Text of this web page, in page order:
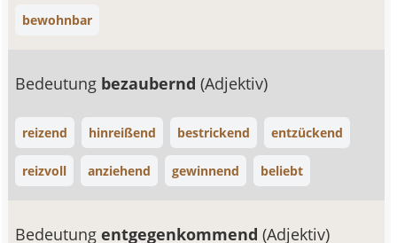
bewohnbar
Bedeutung bezaubernd(Adjektiv)
reizend hinreißend bestrickend entzückend
reizvoll anziehend gewinnend beliebt
Bedeutungentgegenkommend(Adjektiv)